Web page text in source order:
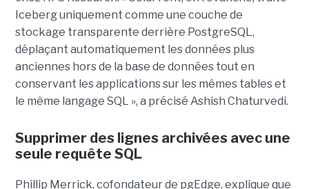
Iceberg uniquement comme une couche de
stockage transparente derrière PostgreSQL,
déplaçant automatiquement les données plus
anciennes hors de la base de données tout en
conservant les applications sur les mêmes tables et
le même langage SQL », a précisé Ashish Chaturvedi.
Supprimer des lignes archivées avec une
seule requête SQL
Phillip Merrick, cofondateur de pgEdge, explique que